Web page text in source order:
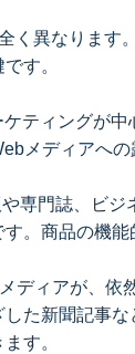
く異なります
す。
ティングが中
メディアへ
専門誌、ビジ
。商品の機能
ディアが、依
た新聞記事な
す。